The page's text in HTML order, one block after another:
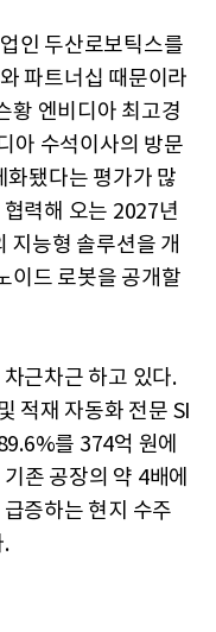
인 두산로보틱스를
파트너십 때문이라
황 엔비디아 최고경
아 수석이사의 방문
화됐다는 평가가 많
력해 오는 2027년
능형 솔루션을 개
이드 로봇을 공개할
근차근 하고 있다.
적재 자동화 전문 SI
를 374억 원에
존 공장의 약 4배에
증하는 현지 수주